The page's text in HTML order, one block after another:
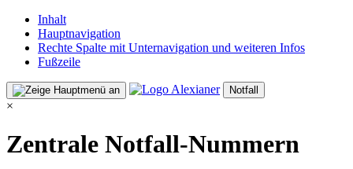
Inhalt
Hauptnavigation
Rechte Spalte mit Unternavigation und weiteren Infos
Fußzeile
Notfall
×
Zentrale Notfall-Nummern